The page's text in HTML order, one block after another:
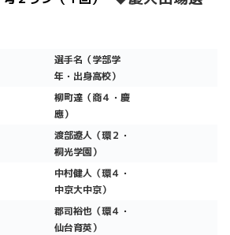
選手名（学部学
年・出身高校）
柳町達（商４・慶
應）
渡部遼人（環２・
桐光学園）
中村健人（環４・
中京大中京）
郡司裕也（環４・
仙台育英）